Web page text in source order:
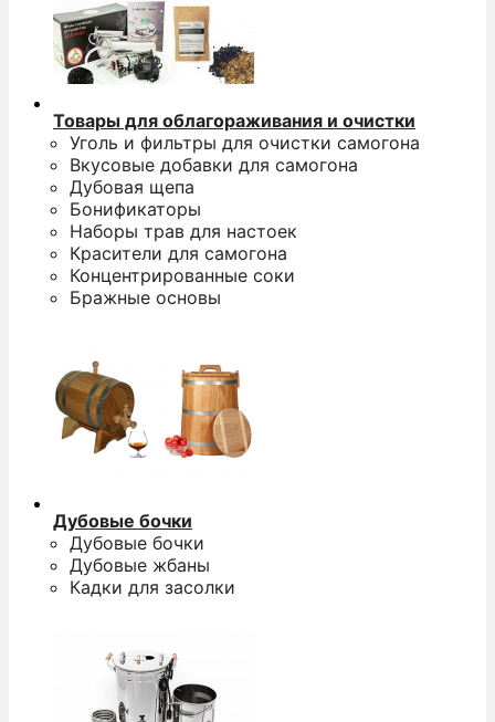
Товары для облагораживания и очистки
Уголь и фильтры для очистки самогона
Вкусовые добавки для самогона
Дубовая щепа
Бонификаторы
Наборы трав для настоек
Красители для самогона
Концентрированные соки
Бражные основы
Дубовые бочки
Дубовые бочки
Дубовые жбаны
Кадки для засолки